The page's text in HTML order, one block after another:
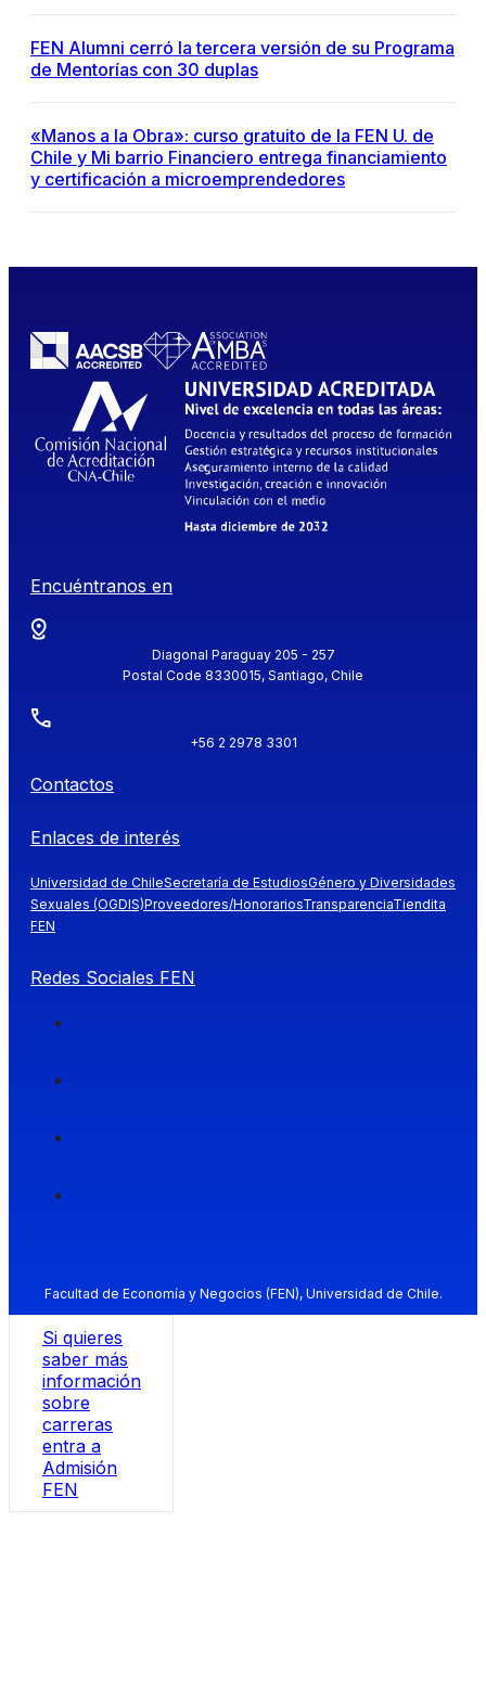
FEN Alumni cerró la tercera versión de su Programa
de Mentorías con 30 duplas
«Manos a la Obra»: curso gratuito de la FEN U. de
Chile y Mi barrio Financiero entrega financiamiento
y certificación a microemprendedores
Encuéntranos en
Diagonal Paraguay 205 - 257
Postal Code 8330015, Santiago, Chile
+56 2 2978 3301
Contactos
Enlaces de interés
Universidad de ChileSecretaría de EstudiosGénero y Diversidades
Sexuales (OGDIS)Proveedores/HonorariosTransparenciaTiendita
FEN
Redes Sociales FEN
Facultad de Economía y Negocios (FEN), Universidad de Chile.
Si quieres
saber más
información
sobre
carreras
entra a
Admisión
FEN